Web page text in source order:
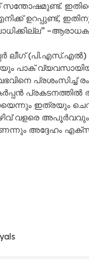
സന്തോഷമുണ്ട്.
ഉറപ്പുണ്ട്,
ലീഗ് (പി.എസ്.എൽ)
പാക്
പ്രശംസിച്ച്
പ്രകടനത്തിൽ
ഇത്രയും
വളരെ അപൂർവവും
അദ്ദേഹം